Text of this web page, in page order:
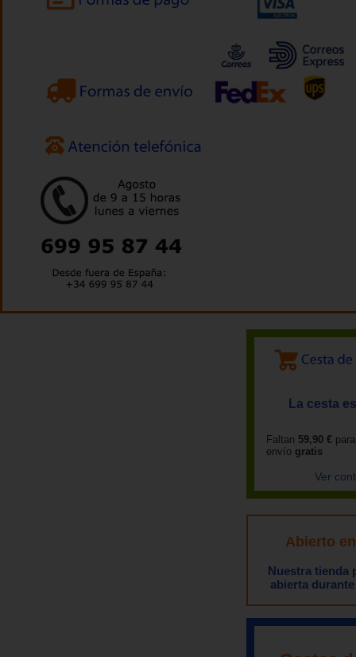
La cesta
Faltan 59,90 €
envío gratis
Ver
Abierto
Nuestra tienda
abierta